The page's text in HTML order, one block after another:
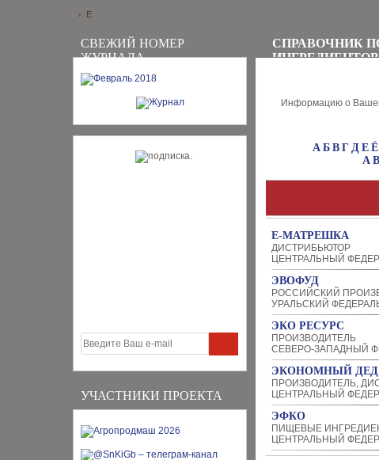
СВЕЖИЙ НОМЕР
ЖУРНАЛА
УЧАСТНИКИ ПРОЕКТА
› E
СПРАВОЧНИК
Информацию о
А Б В Г Д Е Ё
A B
Е-МАТРЕШКА
ДИСТРИБЬЮТОР
ЦЕНТРАЛЬНЫЙ
ЭВОФУД
РОССИЙСКИЙ
УРАЛЬСКИЙ
ЭКО РЕСУРС
ПРОИЗВОДИТЕЛЬ
СЕВЕРО-ЗАПАДНЫЙ
ЭКОНОМНЫЙ ДЕД
ПРОИЗВОДИТЕЛЬ,
ЦЕНТРАЛЬНЫЙ
ЭФКО
ПИЩЕВЫЕ
ЦЕНТРАЛЬНЫЙ